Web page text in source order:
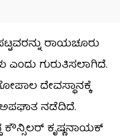
ರಾಯಚೂರು
ಎಂದು ಗುರುತಿಸಲಾಗಿದೆ.
ದೇವಸ್ಥಾನಕ್ಕೆ
ಅಪಘಾತ ನಡೆದಿದೆ.
ಕೌನ್ಸಿಲರ್​​ ಕೃಷ್ಣನಾಯಕ್